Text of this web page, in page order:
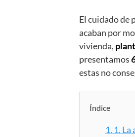
El cuidado de
acaban por
vivienda,
presentamos
estas no
Índice
1. 1.